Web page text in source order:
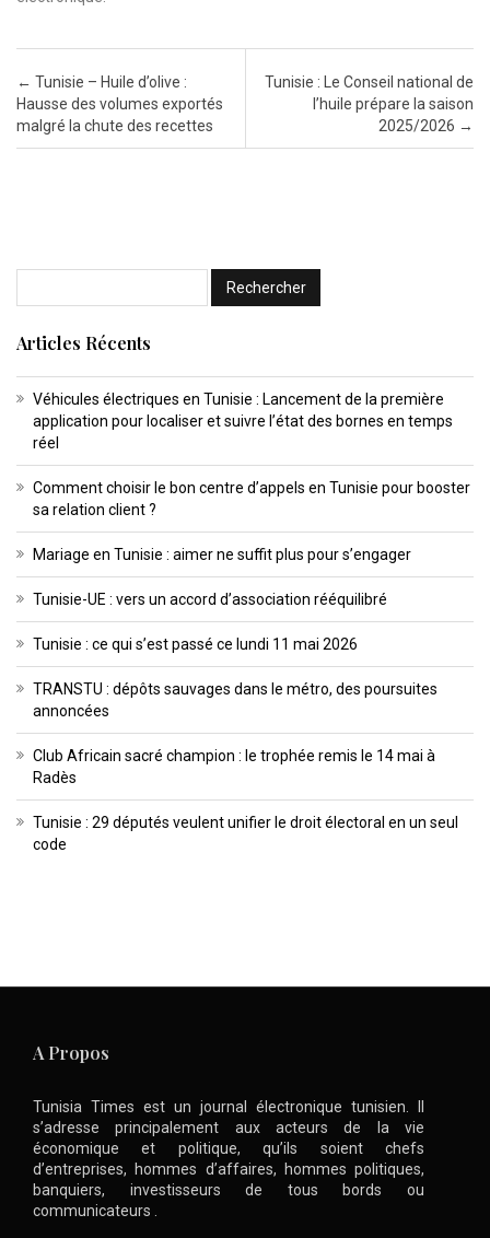
Post navigation
← Tunisie – Huile d’olive :
Hausse des volumes exportés
malgré la chute des recettes
Tunisie : Le Conseil national de
l’huile prépare la saison
2025/2026 →
Articles Récents
Véhicules électriques en Tunisie : Lancement de la première
application pour localiser et suivre l’état des bornes en temps
réel
Comment choisir le bon centre d’appels en Tunisie pour booster
sa relation client ?
Mariage en Tunisie : aimer ne suffit plus pour s’engager
Tunisie-UE : vers un accord d’association rééquilibré
Tunisie : ce qui s’est passé ce lundi 11 mai 2026
TRANSTU : dépôts sauvages dans le métro, des poursuites
annoncées
Club Africain sacré champion : le trophée remis le 14 mai à
Radès
Tunisie : 29 députés veulent unifier le droit électoral en un seul
code
A Propos
Tunisia Times est un journal électronique tunisien. Il
s’adresse principalement aux acteurs de la vie
économique et politique, qu’ils soient chefs
d’entreprises, hommes d’affaires, hommes politiques,
banquiers, investisseurs de tous bords ou
communicateurs .